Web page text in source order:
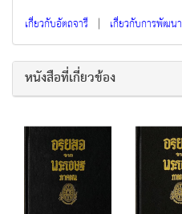
เกี่ยวกับอัตถจารี | เกี่ยวกับการพัฒนา
หนังสือที่เกี่ยวข้อง